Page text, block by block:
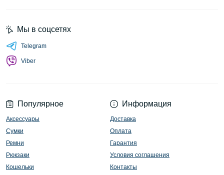
Популярное
Аксессуары
Сумки
Ремни
Рюкзаки
Кошельки
Информация
Доставка
Оплата
Гарантия
Условия соглашения
Контакты
Мы в соцсетях
Telegram
Viber